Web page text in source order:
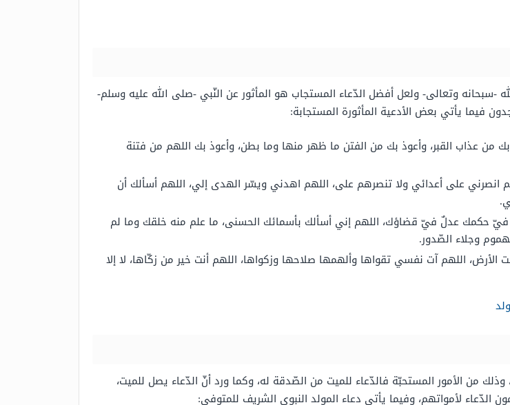
-سبحانه وتعالى- ولعل أفضل الدّعاء المستجاب هو المأثور عن النّبي -صلى الله عليه وسلم-
فيما يأتي بعض الأدعية المأثورة المستجابة:
من عذاب القبر، وأعوذ بك من الفتن ما ظهر منها وما بطن، وأعوذ بك اللهم من فتنة
انصرني على أعدائي ولا تنصرهم على، اللهم اهدني ويسّر الهدى إلي، اللهم أسألك أن
فيّ حكمك عدلٌ فيّ قضاؤك، اللهم إني أسألك بأسمائك الحسنى، ما علم منه خلقك وما لم
وجلاء الصّدور.
اللهم آت نفسي تقواها وألهمها صلاحها وزكواها، اللهم أنت خير من زكّاها، لا إلا
من الأمور المستحبّة فالدّعاء للميت من الصّدقة له، وكما ورد أنّ الدّعاء يصل للميت،
الدّعاء لأمواتهم، وفيما يأتي دعاء المولد النبوي الشريف للمتوفي: